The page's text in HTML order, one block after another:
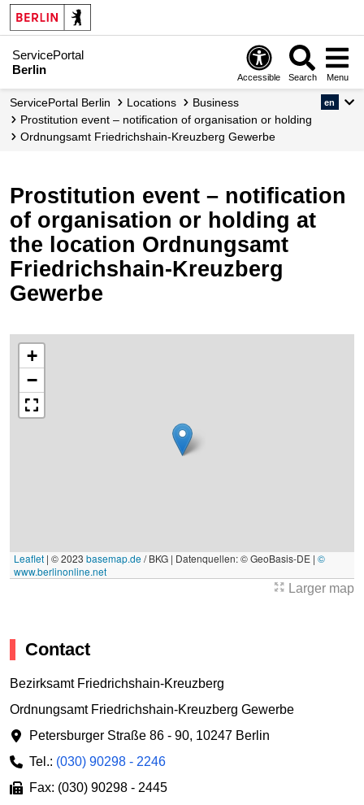
ServicePortal
Berlin
Accessible Search Menu
ServicePortal Berlin Locations
Business
Prostitution event – notification of organisation or holding
Ordnungsamt Friedrichshain-Kreuzberg Gewerbe
en
Prostitution event – notification
of organisation or holding at
the location Ordnungsamt
Friedrichshain-Kreuzberg
Gewerbe
+
−
Leaflet | © 2023 basemap.de/ BKG | Datenquellen: © GeoBasis-DE | ©
www.berlinonline.net
Larger map
Contact
Bezirksamt Friedrichshain-Kreuzberg
Ordnungsamt Friedrichshain-Kreuzberg Gewerbe
Petersburger Straße 86 - 90, 10247 Berlin
Tel.: (030) 90298 - 2246
Fax: (030) 90298 - 2445